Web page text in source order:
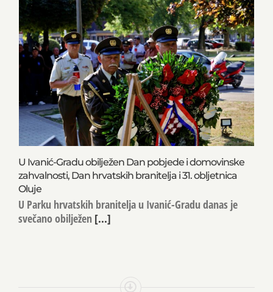
U Ivanić-Gradu obilježen Dan pobjede i domovinske
zahvalnosti, Dan hrvatskih branitelja i 31. obljetnica
Oluje
U Parku hrvatskih branitelja u Ivanić-Gradu danas je
svečano obilježen [...]